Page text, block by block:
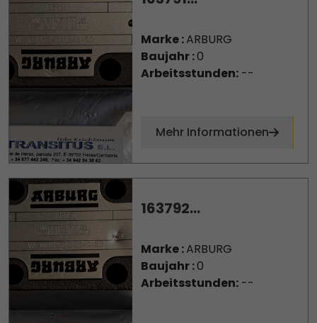
Marke :ARBURG
Baujahr :0
Arbeitsstunden:--
Mehr Informationen
163792...
Marke :ARBURG
Baujahr :0
Arbeitsstunden:--